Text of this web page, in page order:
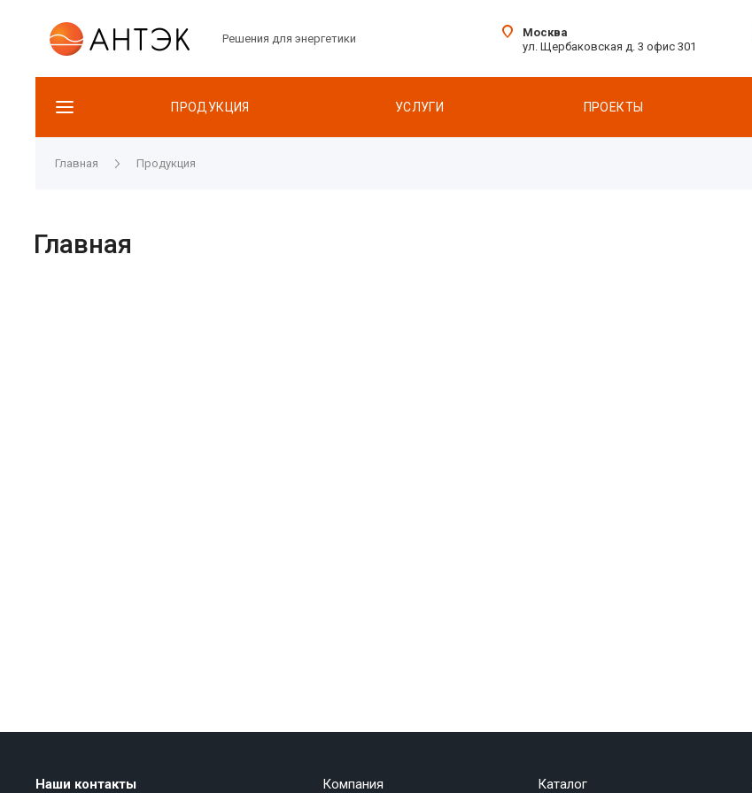
Решения для энергетики
Москва
ул. Щербаковская д. 3 офис 301
ПРОДУКЦИЯ УСЛУГИ ПРОЕКТЫ
Главная Продукция
Главная
Наши контакты Компания Каталог